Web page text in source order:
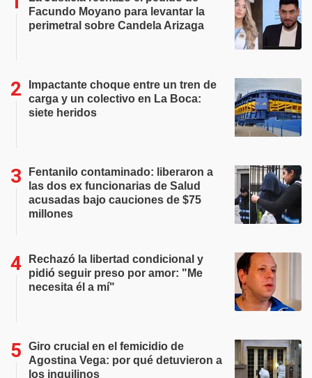
Facundo Moyano para levantar la
perimetral sobre Candela Arizaga
Impactante choque entre un tren de
carga y un colectivo en La Boca:
siete heridos
Fentanilo contaminado: liberaron a
las dos ex funcionarias de Salud
acusadas bajo cauciones de $75
millones
Rechazó la libertad condicional y
pidió seguir preso por amor: "Me
necesita él a mí"
Giro crucial en el femicidio de
Agostina Vega: por qué detuvieron a
los inquilinos